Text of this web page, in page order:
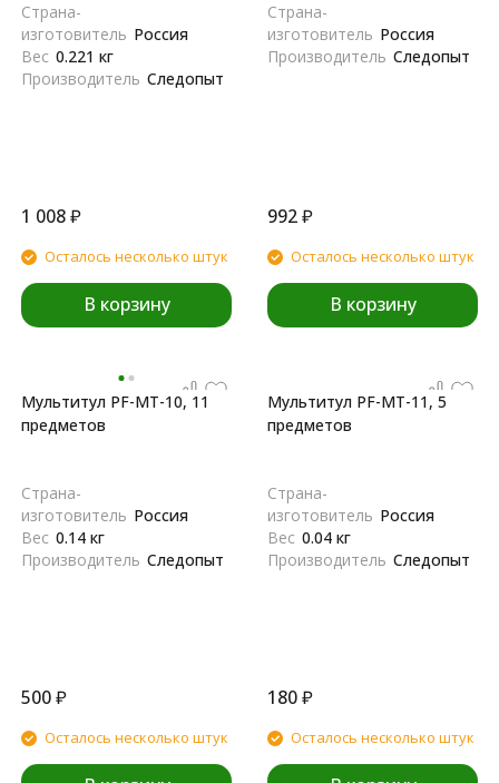
Страна-
изготовитель Россия
Вес 0.221 кг
Производитель Следопыт
1 008₽
Осталось несколько штук
В корзину
Страна-
изготовитель Россия
Производитель Следопыт
992₽
Осталось несколько штук
В корзину
Мультитул PF-MT-10, 11
предметов
Страна-
изготовитель Россия
Вес 0.14 кг
Производитель Следопыт
500₽
Осталось несколько штук
Мультитул PF-MT-11, 5
предметов
Страна-
изготовитель Россия
Вес 0.04 кг
Производитель Следопыт
180₽
Осталось несколько штук